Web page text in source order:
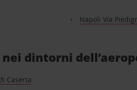
Napoli Via
dintorni
Caserta